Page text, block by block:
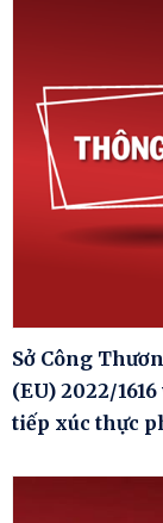
Sở Công
(EU) 2022/
tiếp xúc thực